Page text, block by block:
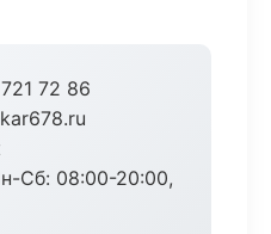
72 86
Сб: 08:00-20:00,